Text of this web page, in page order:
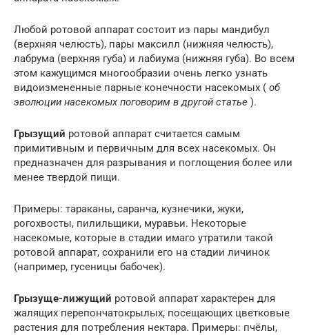
Любой ротовой аппарат состоит из пары мандибул
(верхняя челюсть), пары максилл (нижняя челюсть),
лабрума (верхняя губа) и лабиума (нижняя губа). Во всем
этом кажущимся многообразии очень легко узнать
видоизмененные парные конечности насекомых ( об
эволюции насекомых поговорим в другой статье ).
Грызущий ротовой аппарат считается самым
примитивным и первичным для всех насекомых. Он
предназначен для разрывания и поглощения более или
менее твердой пищи.
Примеры: тараканы, саранча, кузнечики, жуки,
рогохвосты, пилильщики, муравьи. Некоторые
насекомые, которые в стадии имаго утратили такой
ротовой аппарат, сохранили его на стадии личинок
(например, гусеницы бабочек).
Грызуще-лижущий ротовой аппарат характерен для
жалящих перепончатокрылых, посещающих цветковые
растения для потребления нектара. Примеры: пчёлы,